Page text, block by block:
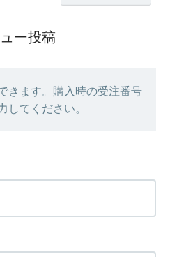
ー投稿
きます。購入時の受注番号
してください。